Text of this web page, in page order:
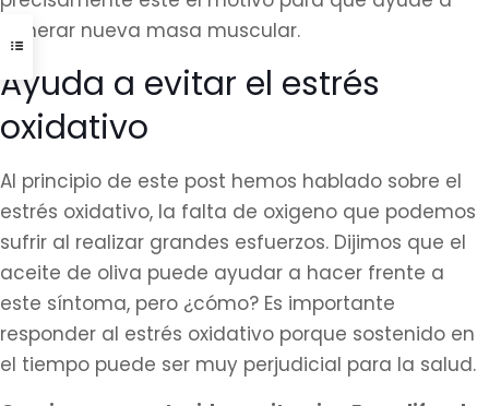
generar nueva masa muscular.
Ayuda a evitar el estrés
oxidativo
Al principio de este post hemos hablado sobre el
estrés oxidativo, la falta de oxigeno que podemos
sufrir al realizar grandes esfuerzos. Dijimos que el
aceite de oliva puede ayudar a hacer frente a
este síntoma, pero ¿cómo? Es importante
responder al estrés oxidativo porque sostenido en
el tiempo puede ser muy perjudicial para la salud.